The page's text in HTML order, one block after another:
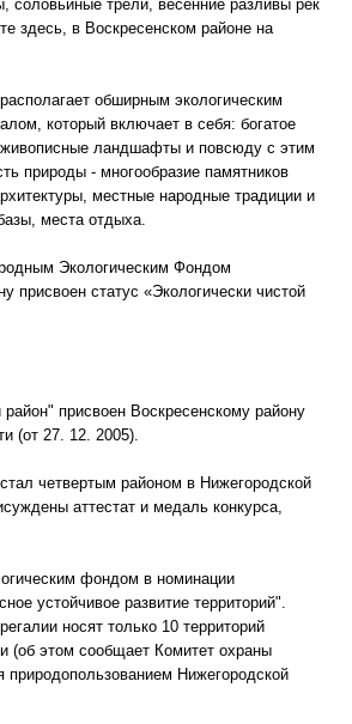
соловьиные трели, весенние разливы рек
здесь, в Воскресенском районе на
обширным экологическим
который включает в себя: богатое
ландшафты и повсюду с этим
природы - многообразие памятников
местные народные традиции и
места отдыха.
Экологическим Фондом
присвоен статус «Экологически чистой
присвоен Воскресенскому району
(от 27. 12. 2005).
четвертым районом в Нижегородской
аттестат и медаль конкурса,
фондом в номинации
устойчивое развитие территорий".
носят только 10 территорий
(об этом сообщает Комитет охраны
природопользованием Нижегородской